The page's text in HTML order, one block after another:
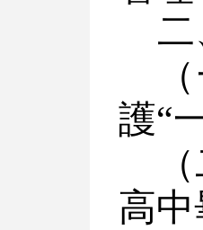
護“
高